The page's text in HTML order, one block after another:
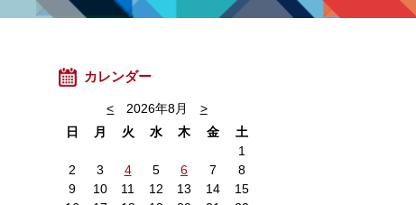
カレンダー
< 2026年8月
>
日
月 火 水 木 金
土
1
2
3 4 5 6 7
8
9
10 11 12 13 14
15